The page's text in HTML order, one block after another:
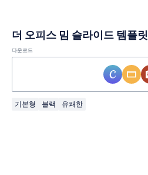
더 오피스 밈 슬라이드 템플릿
다운로드
기본형 블랙 유쾌한